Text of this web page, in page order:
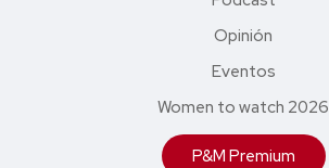
Opinión
Eventos
Women to watch 2026
P&M Premium